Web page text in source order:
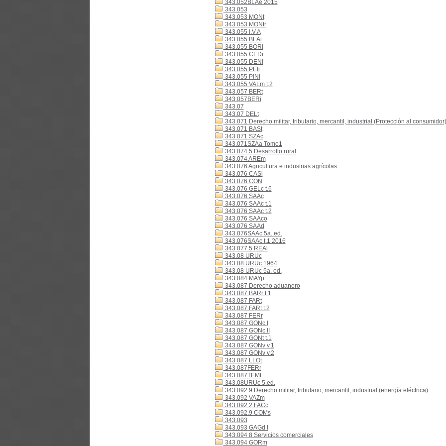
343.052BLAe 2015
343.053
343.053 MONt
343.053 MONtr
343.055 I.V.A
343.055 BLAi
343.055 BORi
343.055 CEDi
343.055 DENi
343.055 PEIi
343.055 PINi
343.055 VALm t.2
343.057 BERt
343.057BERi
343.07
343.07 DELt
343.071 Derecho militar, tributario, mercantil, industrial (Protección al consumidor)
343.071 BASt
343.071 SZAc
343.071SZAa Tomo1
343.074 5 Desarrollo rural
343.074 AREm
343.076 Agricultura e industrias agrícolas
343.076 CASi
343.076 CON
343.076 GELc t.6
343.076 SAAc
343.076 SAAc t.1
343.076 SAAc t.2
343.076 SAAco
343.076 SAAd
343.076SAAc 5a. ed.
343.076SAAc t.1 2016
343.077.5 REAl
343.08 URUc
343.08 URUc 1964
343.08 URUc 5a. ed.
343.084 MAYp
343.087 Derecho aduanero
343.087 BARr t.1
343.087 FARt
343.087 FARt t.2
343.087 FERr
343.087 GONc I
343.087 GONc II
343.087 GONt t.1
343.087 GONv v.1
343.087 GONv v.2
343.087 LLOt
343.087FERr
343.087TEMt
343.08URUc 5.ed.
343.092 9 Derecho militar, tributario, mercantil, industrial (energía eléctrica)
343.092 VAZm
343.092.2 FACc
343.092.9 COMs
343.093
343.093 GAGd I
343.094 8 Servicios comerciales
343.094 GORm